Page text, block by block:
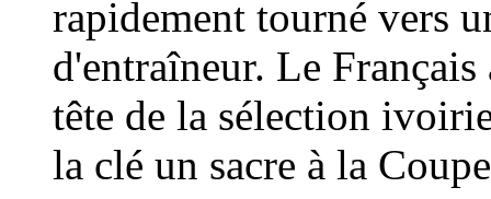
rapidement tourné vers
d'entraîneur. Le
tête de la sélection
la clé un sacre à la